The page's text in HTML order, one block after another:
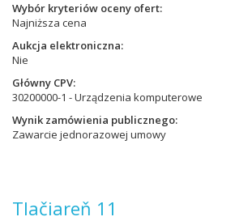
Wybór kryteriów oceny ofert
Najniższa cena
Aukcja elektroniczna
Nie
Główny CPV
30200000-1 - Urządzenia komputerowe
Wynik zamówienia publicznego
Zawarcie jednorazowej umowy
Tlačiareň 11